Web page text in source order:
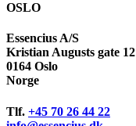
OSLO
Essencius A/S
Kristian Augusts gate 12
0164 Oslo
Norge
Tlf. +45 70 26 44 22